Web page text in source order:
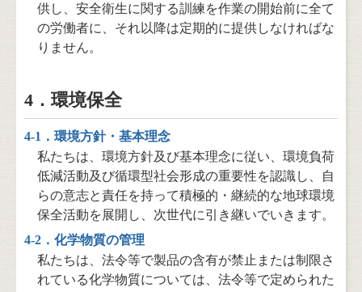
供し、安全衛生に関する訓練を作業の開始前に全て
の労働者に、それ以降は定期的に提供しなければな
りません。
4．環境保全
4-1．環境方針・基本理念
私たちは、環境方針及び基本理念に従い、環境負荷
低減活動及び循環型社会形成の重要性を認識し、自
らの意志と責任を持って積極的・継続的な地球環境
保全活動を展開し、次世代に引き継いでいきます。
4-2．化学物質の管理
私たちは、法令等で製品の含有が禁⽌または制限さ
れている化学物質については、法令等で定められた